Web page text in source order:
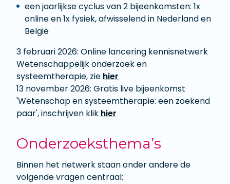
een jaarlijkse cyclus van 2 bijeenkomsten: 1x
online en 1x fysiek, afwisselend in Nederland en
België
3 februari 2026: Online lancering kennisnetwerk
Wetenschappelijk onderzoek en
systeemtherapie, zie hier
13 november 2026: Gratis live bijeenkomst
'Wetenschap en systeemtherapie: een zoekend
paar', inschrijven klik hier
Onderzoeksthema’s
Binnen het netwerk staan onder andere de
volgende vragen centraal: